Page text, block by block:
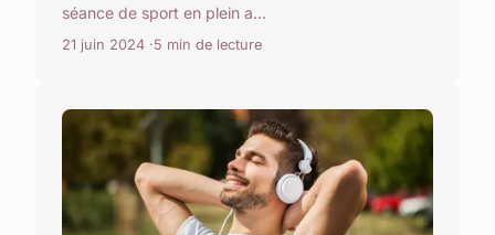
séance de sport en plein a...
21 juin 2024 5 min de lecture